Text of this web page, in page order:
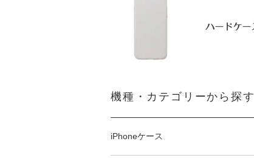
機種・カテゴリーから探す
iPhoneケース